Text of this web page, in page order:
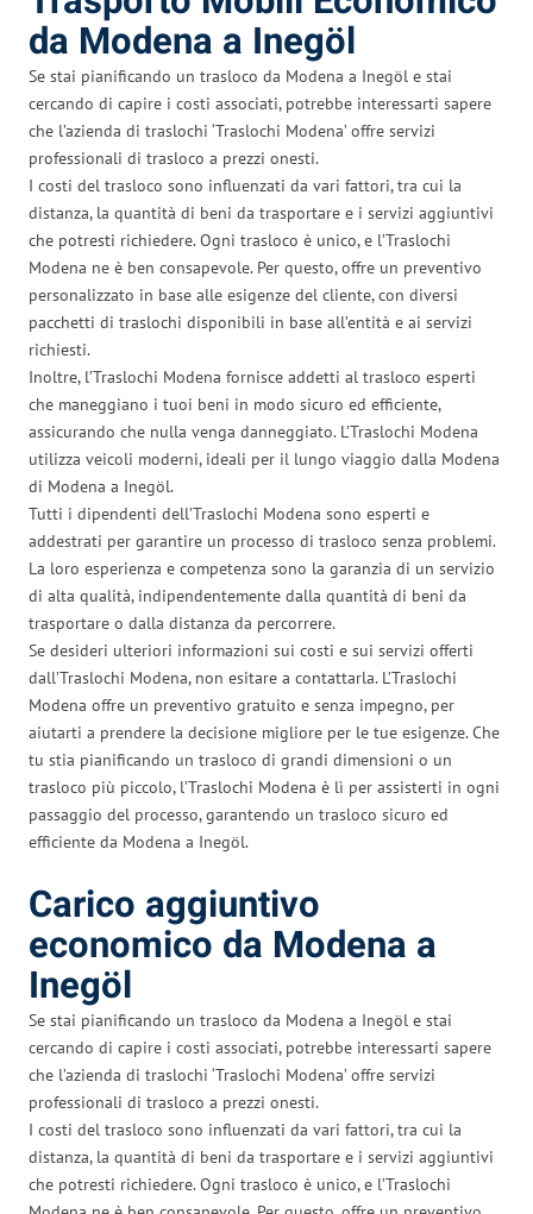
da Modena a Inegöl
Se stai pianificando un trasloco da Modena a Inegöl e stai
cercando di capire i costi associati, potrebbe interessarti sapere
che l’azienda di traslochi ‘Traslochi Modena’ offre servizi
professionali di trasloco a prezzi onesti.
I costi del trasloco sono influenzati da vari fattori, tra cui la
distanza, la quantità di beni da trasportare e i servizi aggiuntivi
che potresti richiedere. Ogni trasloco è unico, e l’Traslochi
Modena ne è ben consapevole. Per questo, offre un preventivo
personalizzato in base alle esigenze del cliente, con diversi
pacchetti di traslochi disponibili in base all’entità e ai servizi
richiesti.
Inoltre, l’Traslochi Modena fornisce addetti al trasloco esperti
che maneggiano i tuoi beni in modo sicuro ed efficiente,
assicurando che nulla venga danneggiato. L’Traslochi Modena
utilizza veicoli moderni, ideali per il lungo viaggio dalla Modena
di Modena a Inegöl.
Tutti i dipendenti dell’Traslochi Modena sono esperti e
addestrati per garantire un processo di trasloco senza problemi.
La loro esperienza e competenza sono la garanzia di un servizio
di alta qualità, indipendentemente dalla quantità di beni da
trasportare o dalla distanza da percorrere.
Se desideri ulteriori informazioni sui costi e sui servizi offerti
dall’Traslochi Modena, non esitare a contattarla. L’Traslochi
Modena offre un preventivo gratuito e senza impegno, per
aiutarti a prendere la decisione migliore per le tue esigenze. Che
tu stia pianificando un trasloco di grandi dimensioni o un
trasloco più piccolo, l’Traslochi Modena è lì per assisterti in ogni
passaggio del processo, garantendo un trasloco sicuro ed
efficiente da Modena a Inegöl.
Carico aggiuntivo
economico da Modena a
Inegöl
Se stai pianificando un trasloco da Modena a Inegöl e stai
cercando di capire i costi associati, potrebbe interessarti sapere
che l’azienda di traslochi ‘Traslochi Modena’ offre servizi
professionali di trasloco a prezzi onesti.
I costi del trasloco sono influenzati da vari fattori, tra cui la
distanza, la quantità di beni da trasportare e i servizi aggiuntivi
che potresti richiedere. Ogni trasloco è unico, e l’Traslochi